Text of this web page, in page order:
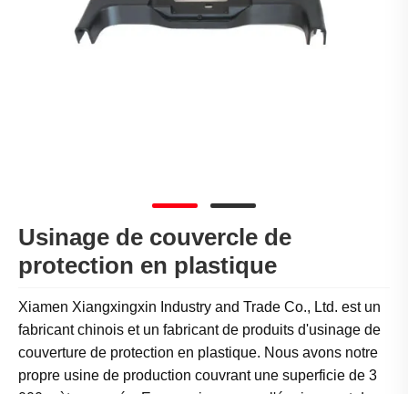
Usinage de couvercle de
protection en plastique
Xiamen Xiangxingxin Industry and Trade Co., Ltd. est un
fabricant chinois et un fabricant de produits d'usinage de
couverture de protection en plastique. Nous avons notre
propre usine de production couvrant une superficie de 3